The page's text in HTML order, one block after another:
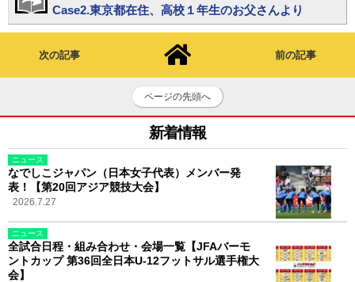
Case2.東京都在住、高校１年生のお父さんより
次の記事 前の記事
ページの先頭へ
新着情報
ニュース
なでしこジャパン（日本女子代表）メンバー発
表！【第20回アジア競技大会】
2026.7.27
ニュース
全試合日程・組み合わせ・会場一覧【JFAバーモ
ントカップ 第36回全日本U-12フットサル選手権大
会】